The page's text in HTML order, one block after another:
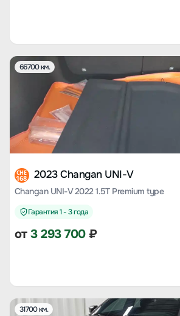
66700 км.
CHE
168 2023 Changan UNI-V
Changan UNI-V 2022 1.5T Premium type
Гарантия 1 - 3 года
от3 293 700₽
31700 км.